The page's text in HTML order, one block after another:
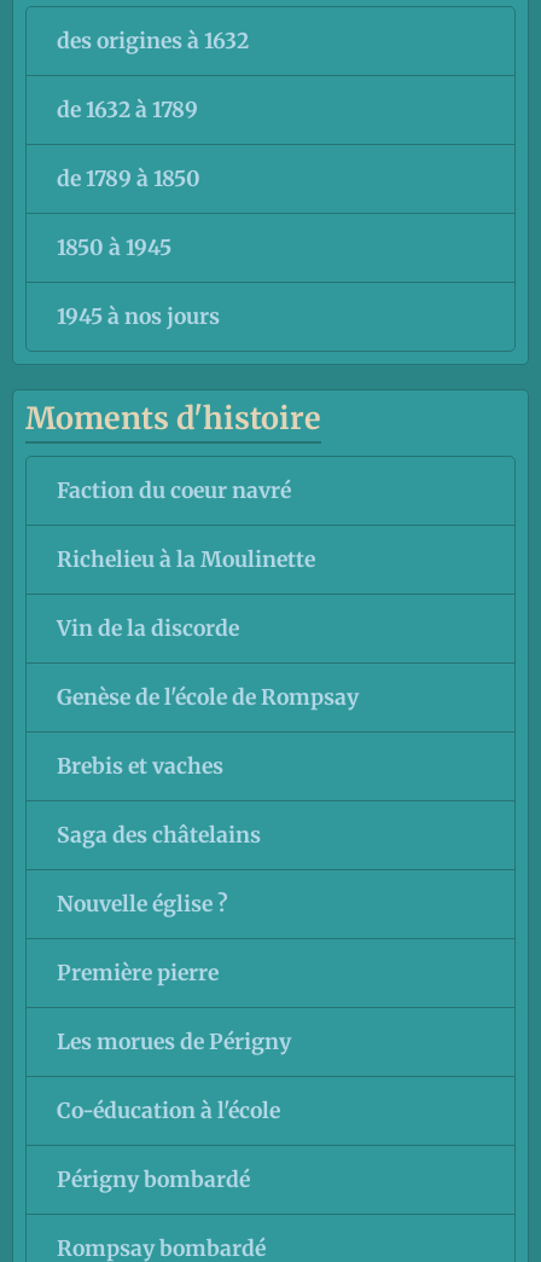
des origines à 1632
de 1632 à 1789
de 1789 à 1850
1850 à 1945
1945 à nos jours
Moments d'histoire
Faction du coeur navré
Richelieu à la Moulinette
Vin de la discorde
Genèse de l'école de Rompsay
Brebis et vaches
Saga des châtelains
Nouvelle église ?
Première pierre
Les morues de Périgny
Co-éducation à l'école
Périgny bombardé
Rompsay bombardé